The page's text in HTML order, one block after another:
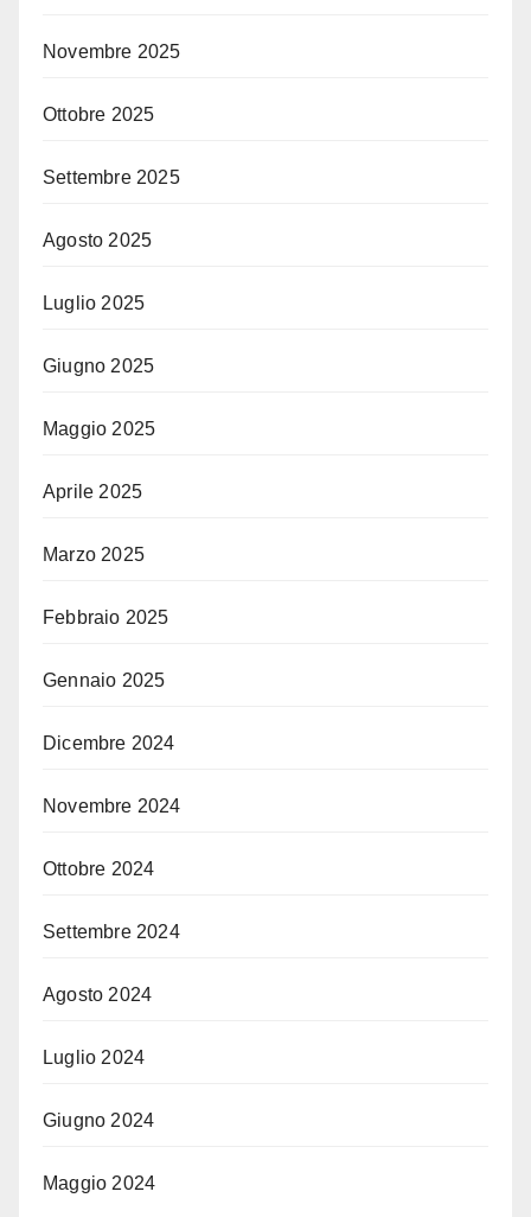
Novembre 2025
Ottobre 2025
Settembre 2025
Agosto 2025
Luglio 2025
Giugno 2025
Maggio 2025
Aprile 2025
Marzo 2025
Febbraio 2025
Gennaio 2025
Dicembre 2024
Novembre 2024
Ottobre 2024
Settembre 2024
Agosto 2024
Luglio 2024
Giugno 2024
Maggio 2024